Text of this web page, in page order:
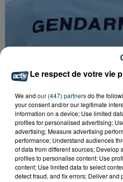
FOREZTIVAL : DROGUÉ
PROPOS DÉPLACÉS, UN
Le respect de votre vie
We and our (447) partnersdo the
your consent and/or our legitimate
information on a device; Use limited
profiles for personalised advertising;
advertising; Measure advertising
performance; Understand audiences
of data from different sources; Develop
profiles to personalise content; Use
content; Use limited data to select
detect fraud, and fix errors; Deliver